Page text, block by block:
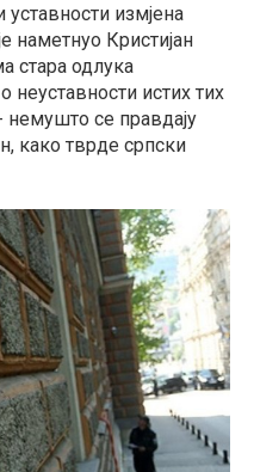
измјена
наметнуо Кристијан
стара одлука
истих тих
се правдају
како тврде српски